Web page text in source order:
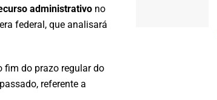
administrativo no
federal, que analisará
fim do prazo regular do
referente a